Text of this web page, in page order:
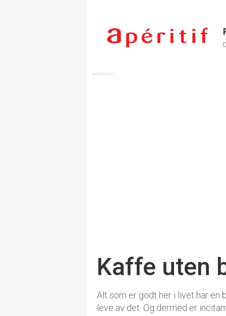
Kaffe uten
Alt som er godt her i livet har en
leve av det. Og dermed er